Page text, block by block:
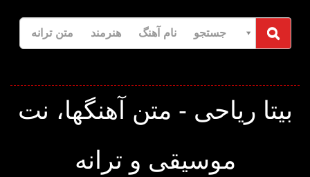
جستجو نام آهنگ هنرمند متن ترانه
بیتا ریاحی - متن آهنگها، نت
موسیقی و ترانه